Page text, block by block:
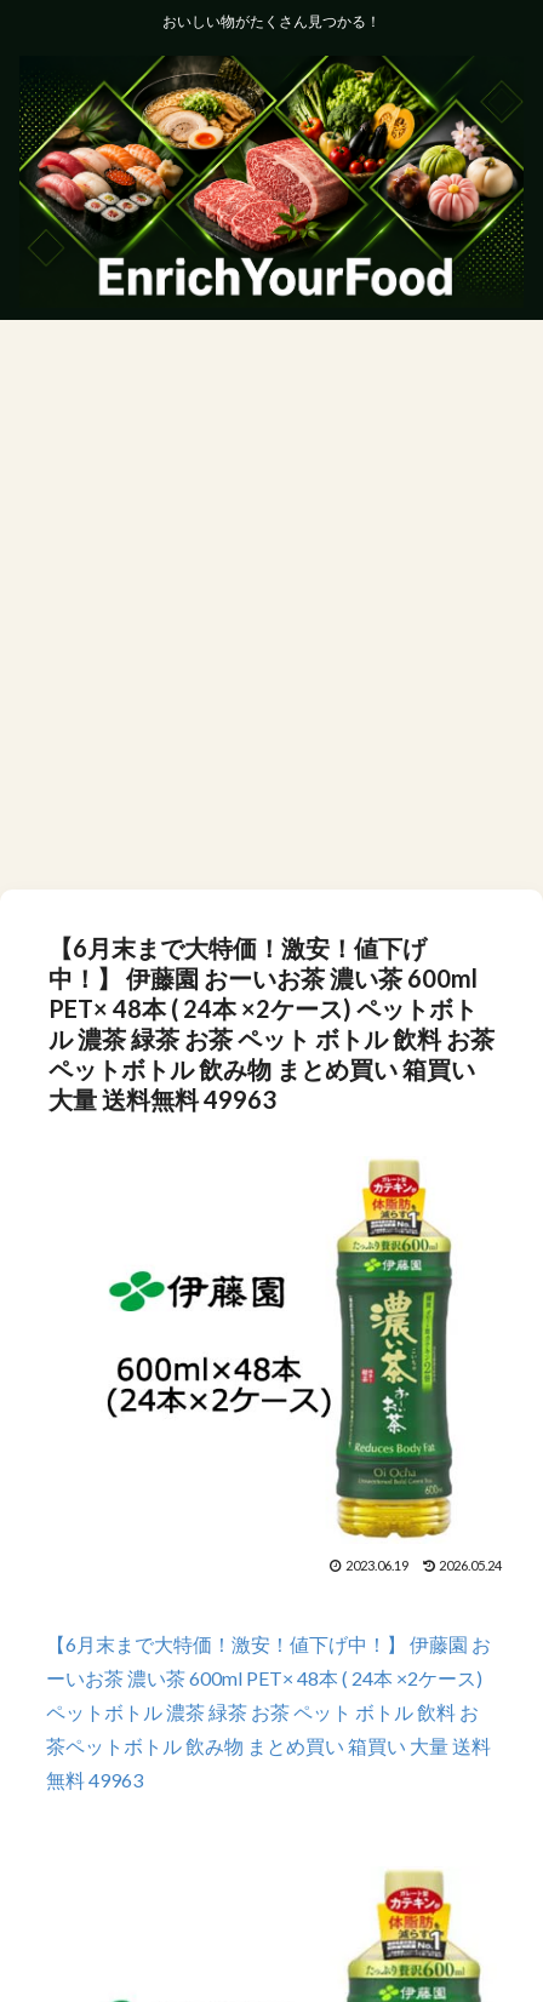
おいしい物がたくさん見つかる！
【6月末まで大特価！激安！値下げ
中！】 伊藤園 おーいお茶 濃い茶 600ml
PET× 48本 ( 24本 ×2ケース) ペットボト
ル 濃茶 緑茶 お茶 ペット ボトル 飲料 お茶
ペットボトル 飲み物 まとめ買い 箱買い
大量 送料無料 49963
2023.06.19 2026.05.24
【6月末まで大特価！激安！値下げ中！】 伊藤園 お
ーいお茶 濃い茶 600ml PET× 48本 ( 24本 ×2ケース)
ペットボトル 濃茶 緑茶 お茶 ペット ボトル 飲料 お
茶ペットボトル 飲み物 まとめ買い 箱買い 大量 送料
無料 49963